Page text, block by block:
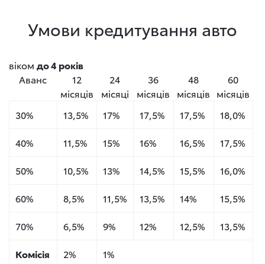
Умови кредитування авто
віком до 4 років
Аванс
12
місяців
24
місяці
36
місяців
48
місяців
60
місяців
30%
13,5% 17% 17,5% 17,5% 18,0%
40% 11,5% 15% 16% 16,5% 17,5%
50% 10,5% 13% 14,5% 15,5% 16,0%
60% 8,5% 11,5% 13,5% 14% 15,5%
70% 6,5% 9% 12% 12,5% 13,5%
Комісія 2% 1%